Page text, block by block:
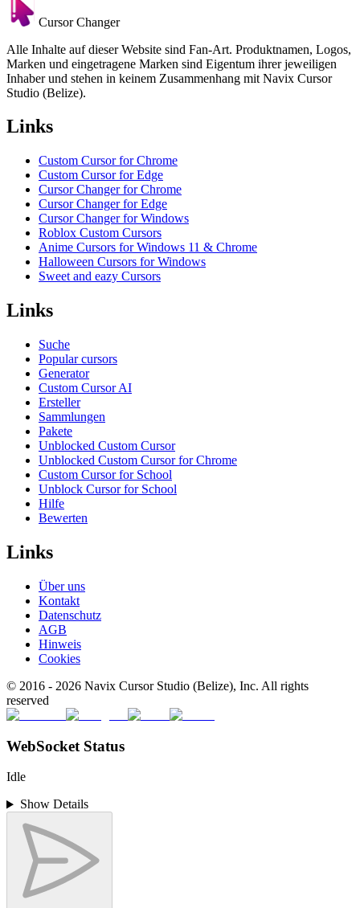
Cursor Changer
Alle Inhalte auf dieser Website sind Fan-Art. Produktnamen, Logos,
Marken und eingetragene Marken sind Eigentum ihrer jeweiligen
Inhaber und stehen in keinem Zusammenhang mit Navix Cursor
Studio (Belize).
Links
Custom Cursor for Chrome
Custom Cursor for Edge
Cursor Changer for Chrome
Cursor Changer for Edge
Cursor Changer for Windows
Roblox Custom Cursors
Anime Cursors for Windows 11 & Chrome
Halloween Cursors for Windows
Sweet and eazy Cursors
Links
Suche
Popular cursors
Generator
Custom Cursor AI
Ersteller
Sammlungen
Pakete
Unblocked Custom Cursor
Unblocked Custom Cursor for Chrome
Custom Cursor for School
Unblock Cursor for School
Hilfe
Bewerten
Links
Über uns
Kontakt
Datenschutz
AGB
Hinweis
Cookies
© 2016 - 2026 Navix Cursor Studio (Belize), Inc. All rights
reserved
WebSocket Status
Idle
Show Details